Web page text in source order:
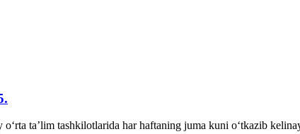
taʼlim tashkilotlarida har haftaning juma kuni oʻtkazib